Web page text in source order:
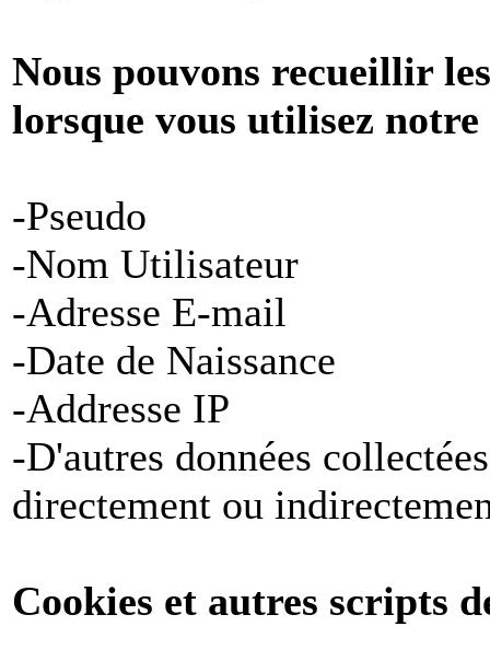
Nous pouvons recueillir
lorsque vous utilisez notre
-Pseudo
-Nom Utilisateur
-Adresse E-mail
-Date de Naissance
-Addresse IP
-D'autres données
directement ou
Cookies et autres scripts